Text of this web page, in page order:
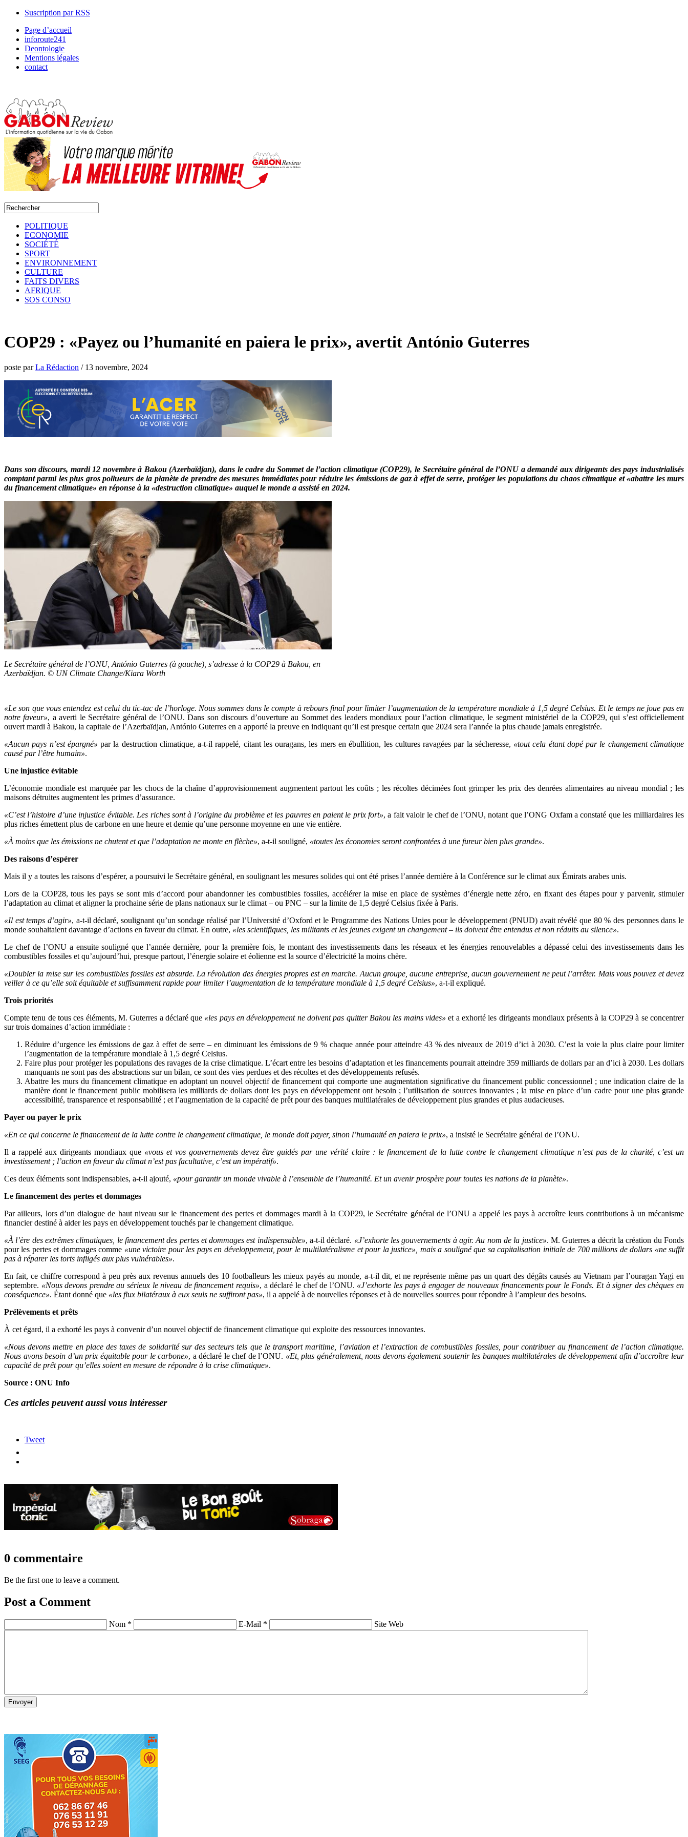
Suscription par RSS
Page d’accueil
inforoute241
Deontologie
Mentions légales
contact
POLITIQUE
ECONOMIE
SOCIÉTÉ
SPORT
ENVIRONNEMENT
CULTURE
FAITS DIVERS
AFRIQUE
SOS CONSO
COP29 : «Payez ou l’humanité en paiera le prix», avertit António Guterres
poste parLa Rédaction / 13 novembre, 2024
Dans son discours, mardi 12 novembreà Bakou(Azerbaïdjan), dans le cadre du Sommet de l’action climatique (COP29), le Secrétaire général de l’ONUa demandé aux dirigeants des pays industrialisés
comptant parmi les plus gros pollueurs de la planète de prendre des mesures immédiates pour réduire les émissions de gaz à effet de serre, protéger les populations du chaos climatique et «abattre les murs
du financement climatique» en réponse à la «destruction climatique» auquel le monde a assisté en 2024.
Le Secrétaire général de l’ONU, António Guterres (à gauche), s’adresse à la COP29 à Bakou, en
Azerbaïdjan. © UN Climate Change/Kiara Worth
«Le son que vous entendez est celui du tic-tac de l’horloge. Nous sommes dans le compte à rebours final pour limiter l’augmentation de la température mondiale à 1,5 degré Celsius. Et le temps ne joue pas en
notre faveur», a averti le Secrétaire général de l’ONU. Dans son discours d’ouverture au Sommet des leaders mondiaux pour l’action climatique, le segment ministériel de la COP29, qui s’est officiellement
ouvert mardi à Bakou, la capitale de l’Azerbaïdjan, António Guterres en a apporté la preuve en indiquant qu’il est presque certain que 2024 sera l’année la plus chaude jamais enregistrée.
«Aucun pays n’est épargné» par la destruction climatique, a-t-il rappelé, citant les ouragans, les mers en ébullition, les cultures ravagées par la sécheresse, «tout cela étant dopé par le changement climatique
causé par l’être humain».
Une injustice évitable
L’économie mondiale est marquée par les chocs de la chaîne d’approvisionnement augmentent partout les coûts ; les récoltes décimées font grimper les prix des denrées alimentaires au niveau mondial ; les
maisons détruites augmentent les primes d’assurance.
«C’est l’histoire d’une injustice évitable. Les riches sont à l’origine du problème et les pauvres en paient le prix fort», a fait valoir le chef de l’ONU, notant que l’ONG Oxfam a constaté que les milliardaires les
plus riches émettent plus de carbone en une heure et demie qu’une personne moyenne en une vie entière.
«À moins que les émissions ne chutent et que l’adaptation ne monte en flèche», a-t-il souligné, «toutes les économies seront confrontées à une fureur bien plus grande».
Des raisons d’espérer
Mais il y a toutes les raisons d’espérer, a poursuivi le Secrétaire général, en soulignant les mesures solides qui ont été prises l’année dernière à la Conférence sur le climat aux Émirats arabes unis.
Lors de la COP28, tous les pays se sont mis d’accord pour abandonner les combustibles fossiles, accélérer la mise en place de systèmes d’énergie nette zéro, en fixant des étapes pour y parvenir, stimuler
l’adaptation au climat et aligner la prochaine série de plans nationaux sur le climat – ou PNC – sur la limite de 1,5 degré Celsius fixée à Paris.
«Il est temps d’agir», a-t-il déclaré, soulignant qu’un sondage réalisé par l’Université d’Oxford et le Programme des Nations Unies pour le développement (PNUD) avait révélé que 80 % des personnes dans le
monde souhaitaient davantage d’actions en faveur du climat. En outre, «les scientifiques, les militants et les jeunes exigent un changement – ils doivent être entendus et non réduits au silence».
Le chef de l’ONU a ensuite souligné que l’année dernière, pour la première fois, le montant des investissements dans les réseaux et les énergies renouvelables a dépassé celui des investissements dans les
combustibles fossiles et qu’aujourd’hui, presque partout, l’énergie solaire et éolienne est la source d’électricité la moins chère.
«Doubler la mise sur les combustibles fossiles est absurde. La révolution des énergies propres est en marche. Aucun groupe, aucune entreprise, aucun gouvernement ne peut l’arrêter. Mais vous pouvez et devez
veiller à ce qu’elle soit équitable et suffisamment rapide pour limiter l’augmentation de la température mondiale à 1,5 degré Celsius», a-t-il expliqué.
Trois priorités
Compte tenu de tous ces éléments, M. Guterres a déclaré que «les pays en développement ne doivent pas quitter Bakou les mains vides» et a exhorté les dirigeants mondiaux présents à la COP29 à se concentrer
sur trois domaines d’action immédiate :
Réduire d’urgence les émissions de gaz à effet de serre – en diminuant les émissions de 9 % chaque année pour atteindre 43 % des niveaux de 2019 d’ici à 2030. C’est la voie la plus claire pour limiter
l’augmentation de la température mondiale à 1,5 degré Celsius.
Faire plus pour protéger les populations des ravages de la crise climatique. L’écart entre les besoins d’adaptation et les financements pourrait atteindre 359 milliards de dollars par an d’ici à 2030. Les dollars
manquants ne sont pas des abstractions sur un bilan, ce sont des vies perdues et des récoltes et des développements refusés.
Abattre les murs du financement climatique en adoptant un nouvel objectif de financement qui comporte une augmentation significative du financement public concessionnel ; une indication claire de la
manière dont le financement public mobilisera les milliards de dollars dont les pays en développement ont besoin ; l’utilisation de sources innovantes ; la mise en place d’un cadre pour une plus grande
accessibilité, transparence et responsabilité ; et l’augmentation de la capacité de prêt pour des banques multilatérales de développement plus grandes et plus audacieuses.
Payer ou payer le prix
«En ce qui concerne le financement de la lutte contre le changement climatique, le monde doit payer, sinon l’humanité en paiera le prix», a insisté le Secrétaire général de l’ONU.
Il a rappelé aux dirigeants mondiaux que «vous et vos gouvernements devez être guidés par une vérité claire : le financement de la lutte contre le changement climatique n’est pas de la charité, c’est un
investissement ; l’action en faveur du climat n’est pas facultative, c’est un impératif».
Ces deux éléments sont indispensables, a-t-il ajouté, «pour garantir un monde vivable à l’ensemble de l’humanité. Et un avenir prospère pour toutes les nations de la planète».
Le financement des pertes et dommages
Par ailleurs, lors d’un dialogue de haut niveau sur le financement des pertes et dommages mardi à la COP29, le Secrétaire général de l’ONU a appelé les pays à accroître leurs contributions à un mécanisme
financier destiné à aider les pays en développement touchés par le changement climatique.
«À l’ère des extrêmes climatiques, le financement des pertes et dommages est indispensable», a-t-il déclaré. «J’exhorte les gouvernements à agir. Au nom de la justice». M. Guterres a décrit la création du Fonds
pour les pertes et dommages comme «une victoire pour les pays en développement, pour le multilatéralisme et pour la justice», mais a souligné que sa capitalisation initiale de 700 millions de dollars «ne suffit
pas à réparer les torts infligés aux plus vulnérables».
En fait, ce chiffre correspond à peu près aux revenus annuels des 10 footballeurs les mieux payés au monde, a-t-il dit, et ne représente même pas un quart des dégâts causés au Vietnam par l’ouragan Yagi en
septembre. «Nous devons prendre au sérieux le niveau de financement requis», a déclaré le chef de l’ONU. «J’exhorte les pays à engager de nouveaux financements pour le Fonds. Et à signer des chèques en
conséquence». Étant donné que «les flux bilatéraux à eux seuls ne suffiront pas», il a appelé à de nouvelles réponses et à de nouvelles sources pour répondre à l’ampleur des besoins.
Prélèvements et prêts
À cet égard, il a exhorté les pays à convenir d’un nouvel objectif de financement climatique qui exploite des ressources innovantes.
«Nous devons mettre en place des taxes de solidarité sur des secteurs tels que le transport maritime, l’aviation et l’extraction de combustibles fossiles, pour contribuer au financement de l’action climatique.
Nous avons besoin d’un prix équitable pour le carbone», a déclaré le chef de l’ONU. «Et, plus généralement, nous devons également soutenir les banques multilatérales de développement afin d’accroître leur
capacité de prêt pour qu’elles soient en mesure de répondre à la crise climatique».
Source : ONU Info
Ces articles peuvent aussi vous intéresser
Tweet
0 commentaire
Be the first one to leave a comment.
Post a Comment
Nom * E-Mail * Site Web